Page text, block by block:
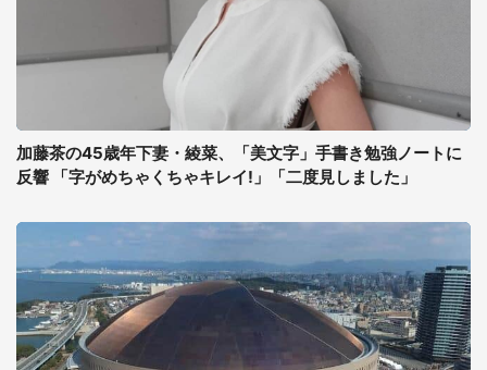
加藤茶の45歳年下妻・綾菜、「美文字」手書き勉強ノートに
反響 「字がめちゃくちゃキレイ!」「二度見しました」